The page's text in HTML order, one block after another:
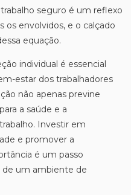
seguro é um reflexo
envolvidos, e o calçado
equação.
individual é essencial
estar dos trabalhadores
não apenas previne
a saúde e a
Investir em
e promover a
é um passo
de um ambiente de